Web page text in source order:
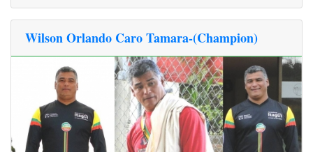
Wilson Orlando Caro Tamara-(Champion)